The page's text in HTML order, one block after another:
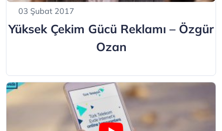
03 Şubat 2017
Yüksek Çekim Gücü Reklamı – Özgür
Ozan